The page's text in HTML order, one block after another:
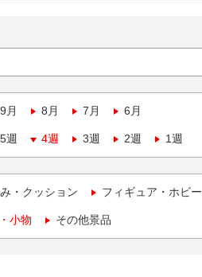
9月 8月 7月 6月
5週 4週 3週 2週 1週
・クッション フィギュア・ホビー
小物 その他景品